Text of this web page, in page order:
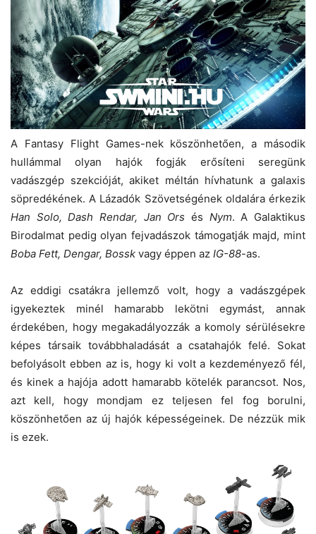
A Fantasy Flight Games-nek köszönhetően, a második
hullámmal olyan hajók fogják erősíteni seregünk
vadászgép szekcióját, akiket méltán hívhatunk a galaxis
söpredékének. A Lázadók Szövetségének oldalára érkezik
Han Solo, Dash Rendar, Jan Ors és Nym. A Galaktikus
Birodalmat pedig olyan fejvadászok támogatják majd, mint
Boba Fett, Dengar, Bossk vagy éppen az IG-88-as.
Az eddigi csatákra jellemző volt, hogy a vadászgépek
igyekeztek minél hamarabb lekötni egymást, annak
érdekében, hogy megakadályozzák a komoly sérülésekre
képes társaik továbbhaladását a csatahajók felé. Sokat
befolyásolt ebben az is, hogy ki volt a kezdeményező fél,
és kinek a hajója adott hamarabb kötelék parancsot. Nos,
azt kell, hogy mondjam ez teljesen fel fog borulni,
köszönhetően az új hajók képességeinek. De nézzük mik
is ezek.